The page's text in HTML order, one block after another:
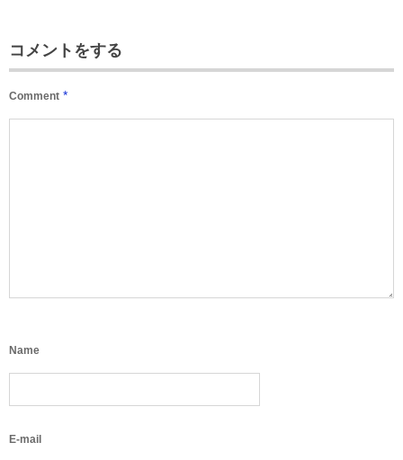
コメントをする
Comment *
Name
E-mail